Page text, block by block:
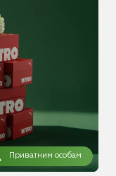
Приватним особам